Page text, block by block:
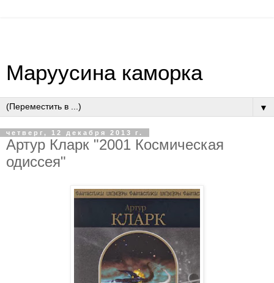
Маруусина каморка
▼
четверг, 12 декабря 2013 г.
Артур Кларк "2001 Космическая
одиссея"